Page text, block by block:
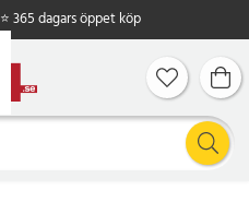
⭐ 365 dagars öppet köp